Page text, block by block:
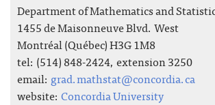
Department of Mathematics and
1455 de Maisonneuve Blvd. West
Montréal (Québec) H3G 1M8
tel: (514) 848-2424, extension 3250
email: grad.mathstat@concordia.ca
website: Concordia University